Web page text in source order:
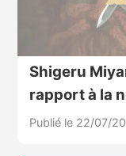
Shigeru
rapport à la
Publié le 22/07/